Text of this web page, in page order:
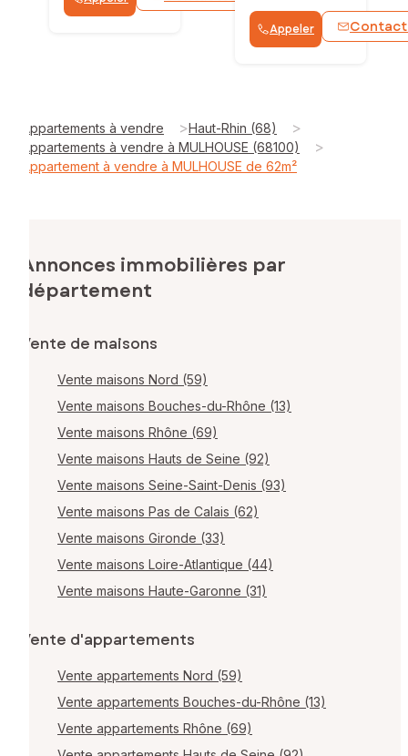
Appeler
Appartements à vendre >Haut-Rhin (68) >
Appartements à vendre à MULHOUSE (68100) >
Appartement à vendre à MULHOUSE de 62m²
Annonces immobilières par
département
Vente de maisons
Vente maisons Nord (59)
Vente maisons Bouches-du-Rhône (13)
Vente maisons Rhône (69)
Vente maisons Hauts de Seine (92)
Vente maisons Seine-Saint-Denis (93)
Vente maisons Pas de Calais (62)
Vente maisons Gironde (33)
Vente maisons Loire-Atlantique (44)
Vente maisons Haute-Garonne (31)
Vente d'appartements
Vente appartements Nord (59)
Vente appartements Bouches-du-Rhône (13)
Vente appartements Rhône (69)